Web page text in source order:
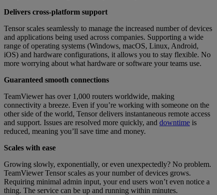
Delivers cross-platform support
Tensor scales seamlessly to manage the increased number of devices
and applications being used across companies. Supporting a wide
range of operating systems (Windows, macOS, Linux, Android,
iOS) and hardware configurations, it allows you to stay flexible. No
more worrying about what hardware or software your teams use.
Guaranteed smooth connections
TeamViewer has over 1,000 routers worldwide, making
connectivity a breeze. Even if you’re working with someone on the
other side of the world, Tensor delivers instantaneous remote access
and support. Issues are resolved more quickly, and downtime is
reduced, meaning you’ll save time and money.
Scales with ease
Growing slowly, exponentially, or even unexpectedly? No problem.
TeamViewer Tensor scales as your number of devices grows.
Requiring minimal admin input, your end users won’t even notice a
thing. The service can be up and running within minutes.